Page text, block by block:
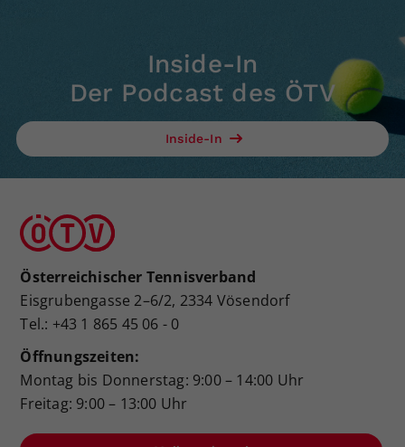
Inside-In
Der Podcast des ÖTV
Inside-In
Österreichischer Tennisverband
Eisgrubengasse 2–6/2, 2334 Vösendorf
Tel.: +43 1 865 45 06 - 0
Öffnungszeiten:
Montag bis Donnerstag: 9:00 – 14:00 Uhr
Freitag: 9:00 – 13:00 Uhr